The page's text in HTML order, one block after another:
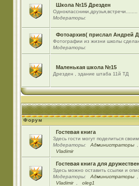
Школа №15 Дрезден
Одноклассники,друзья,встречи........
Модераторы:
Фотоархив( прислал Андрей
Фотографии из жизни школы
Модераторы:
Маленькая школа №15
Дрезден , здание штаба 11й ТД
Форум
Гостевая книга
Здесь гости могут поделиться
Модераторы:
Администраторы
Vladimir
Гостевая книга для
Здесь можно оставить ссылки и
Модераторы:
Администраторы
Vladimir
oleg1